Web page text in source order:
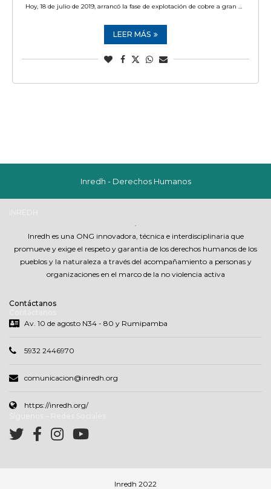
Hoy, 18 de julio de 2019, arrancó la fase de explotación de cobre a gran …
LEER MÁS
Inredh - Derechos Humanos
Inredh es una ONG innovadora, técnica e interdisciplinaria que
promueve y exige el respeto y garantia de los derechos humanos de los
pueblos y la naturaleza a través del acompañamiento a personas y
organizaciones en el marco de la no violencia activa
Contáctanos
Av. 10 de agosto N34 - 80 y Rumipamba
5932 2446970
comunicacion@inredh.org
https://inredh.org/
Inredh 2022